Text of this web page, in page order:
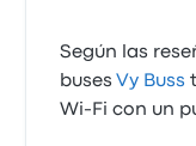
Según las
buses Vy Buss
Wi‑Fi con un